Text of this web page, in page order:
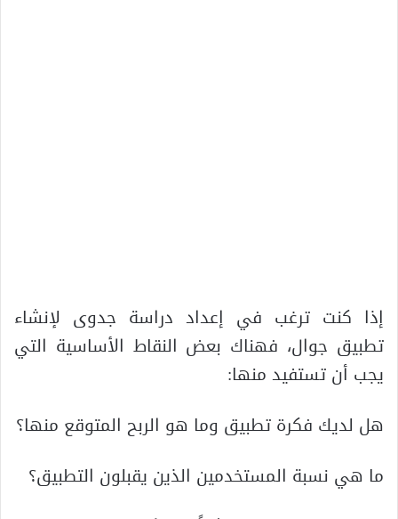
إذا كنت ترغب في إعداد دراسة جدوى لإنشاء
تطبيق جوال، فهناك بعض النقاط الأساسية التي
يجب أن تستفيد منها:
هل لديك فكرة تطبيق وما هو الربح المتوقع منها؟
ما هي نسبة المستخدمين الذين يقبلون التطبيق؟